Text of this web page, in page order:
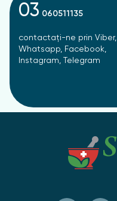
03 060511135
contactați-ne prin Viber,
Whatsapp, Facebook,
Instagram, Telegram